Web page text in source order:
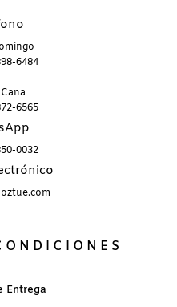
6484
6565
0032
Entrega